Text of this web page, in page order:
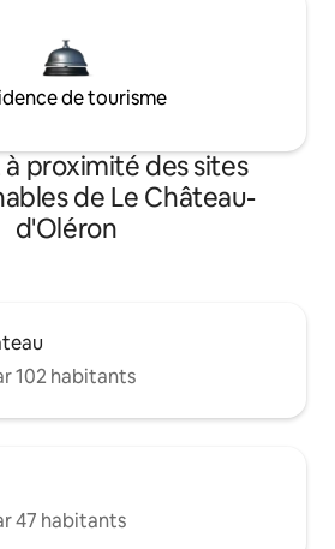
de tourisme
à proximité des sites
de Le Château-
d'Oléron
102 habitants
47 habitants